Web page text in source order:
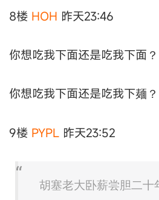
8楼 HOH 昨天23:46
你想吃我下面还是吃我下面？
你想吃我下面还是吃我下麺？
9楼 PYPL 昨天23:52
胡塞老大卧薪尝胆二十